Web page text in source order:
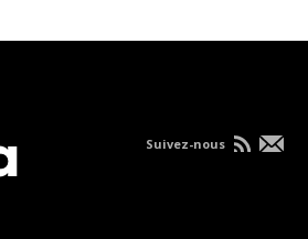
Suivez-nous